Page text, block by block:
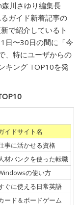
森川さゆり編集長
ガイド新着記事の
で紹介しているト
日〜30日の間に「今
、特にユーザからの
キング TOP10を発
イドサイト名
事に活かせる資格
材バンクを使った転職
の使い方
ぐに使える日常英語
ード＆ボードゲーム